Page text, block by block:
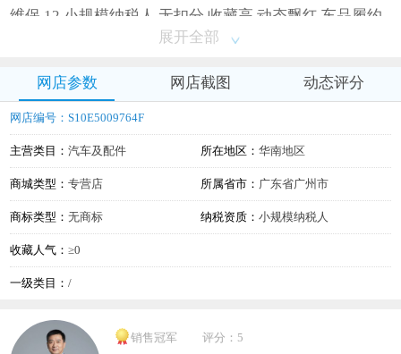
维保,12,小规模纳税人,无扣分,收藏高,动态飘红,车品履约
展开全部
网店参数 网店截图 动态评分
网店编号：S10E5009764F
主营类目：汽车及配件 所在地区： 华南地区
商城类型：专营店 所属省市： 广东省广州市
商标类型：无商标 纳税资质： 小规模纳税人
收藏人气：≥0
一级类目：/
销售冠军 评分：5